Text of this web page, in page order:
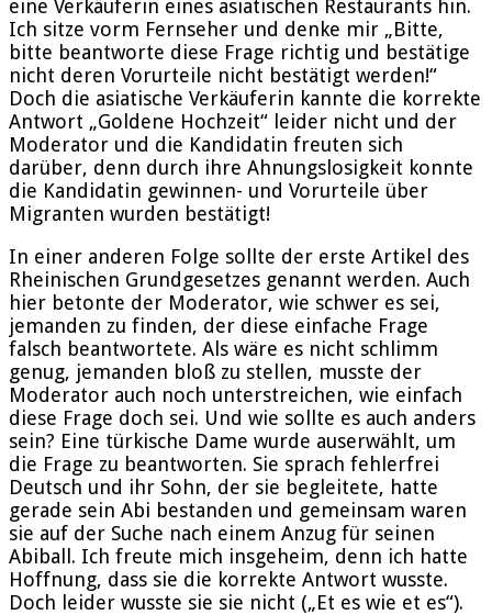
eine Verkäuferin eines asiatischen Restaurants hin.
Ich sitze vorm Fernseher und denke mir „Bitte,
bitte beantworte diese Frage richtig und bestätige
nicht deren Vorurteile nicht bestätigt werden!“
Doch die asiatische Verkäuferin kannte die korrekte
Antwort „Goldene Hochzeit“ leider nicht und der
Moderator und die Kandidatin freuten sich
darüber, denn durch ihre Ahnungslosigkeit konnte
die Kandidatin gewinnen- und Vorurteile über
Migranten wurden bestätigt!
In einer anderen Folge sollte der erste Artikel des
Rheinischen Grundgesetzes genannt werden. Auch
hier betonte der Moderator, wie schwer es sei,
jemanden zu finden, der diese einfache Frage
falsch beantwortete. Als wäre es nicht schlimm
genug, jemanden bloß zu stellen, musste der
Moderator auch noch unterstreichen, wie einfach
diese Frage doch sei. Und wie sollte es auch anders
sein? Eine türkische Dame wurde auserwählt, um
die Frage zu beantworten. Sie sprach fehlerfrei
Deutsch und ihr Sohn, der sie begleitete, hatte
gerade sein Abi bestanden und gemeinsam waren
sie auf der Suche nach einem Anzug für seinen
Abiball. Ich freute mich insgeheim, denn ich hatte
Hoffnung, dass sie die korrekte Antwort wusste.
Doch leider wusste sie sie nicht („Et es wie et es“).